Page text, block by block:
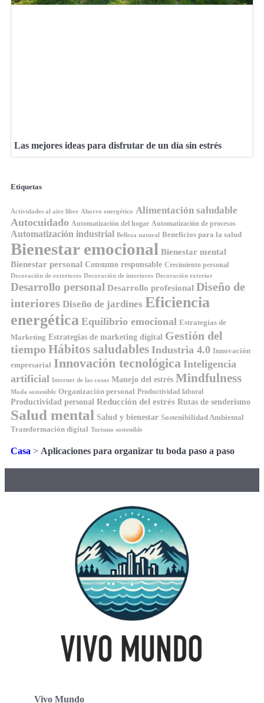
Las mejores ideas para disfrutar de un día sin estrés
Etiquetas
Actividades al aire libre Ahorro energético Alimentación saludable
Autocuidado Automatización del hogar Automatización de procesos
Automatización industrial Belleza natural Beneficios para la salud
Bienestar emocional Bienestar mental
Bienestar personal Consumo responsable Crecimiento personal
Decoración de exteriores Decoración de interiores Decoración exterior
Desarrollo personal Desarrollo profesional Diseño de
interiores Diseño de jardines Eficiencia
energética Equilibrio emocional Estrategias de
Marketing Estrategias de marketing digital Gestión del
tiempo Hábitos saludables Industria 4.0 Innovación
empresarial Innovación tecnológica Inteligencia
artificial Internet de las cosas Manejo del estrés Mindfulness
Moda sostenible Organización personal Productividad laboral
Productividad personal Reducción del estrés Rutas de senderismo
Salud mental Salud y bienestar Sostenibilidad Ambiental
Transformación digital Turismo sostenible
Casa > Aplicaciones para organizar tu boda paso a paso
Vivo Mundo